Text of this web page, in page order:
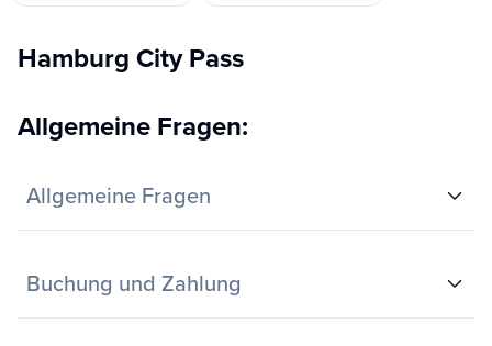
Hamburg City Pass
Allgemeine Fragen:
Allgemeine Fragen
Buchung und Zahlung